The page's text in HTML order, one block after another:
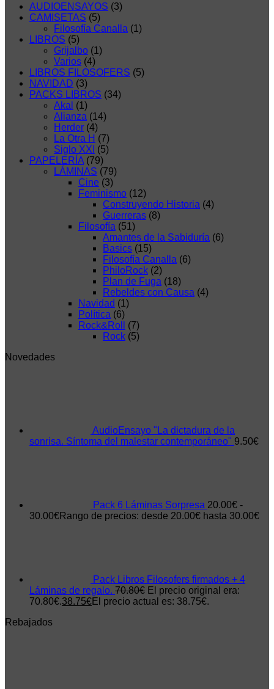
AUDIOENSAYOS (3)
CAMISETAS (5)
Filosofía Canalla (1)
LIBROS (5)
Grijalbo (1)
Varios (4)
LIBROS FILOSOFERS (5)
NAVIDAD (3)
PACKS LIBROS (34)
Akal (1)
Alianza (14)
Herder (4)
La Otra H (7)
Siglo XXI (5)
PAPELERÍA (79)
LÁMINAS (79)
Cine (3)
Feminismo (12)
Construyendo Historia (4)
Guerreras (8)
Filosofía (51)
Amantes de la Sabiduría (6)
Basics (15)
Filosofía Canalla (6)
PhiloRock (2)
Plan de Fuga (18)
Rebeldes con Causa (4)
Navidad (1)
Política (6)
Rock&Roll
(7)
Rock (5)
Novedades
AudioEnsayo "La dictadura de la
sonrisa. Síntoma del malestar contemporáneo" 9.50€
Pack 6 Láminas Sorpresa 20.00€ -
30.00€Rango de precios: desde 20.00€ hasta 30.00€
Pack Libros Filosofers firmados + 4
Láminas de regalo. 70.80€ El precio original era:
70.80€.38.75€El precio actual es: 38.75€.
Rebajados